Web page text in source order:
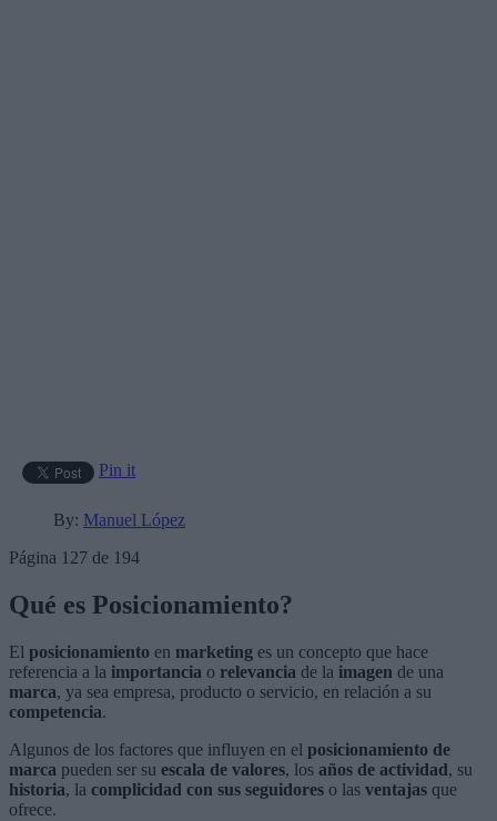
Pin it
By: Manuel López
Página 127 de 194
Qué es Posicionamiento?
El posicionamiento en marketing es un concepto que hace
referencia a la importancia o relevancia de la imagen de una
marca, ya sea empresa, producto o servicio, en relación a su
competencia.
Algunos de los factores que influyen en el posicionamiento de
marca pueden ser su escala de valores, los años de actividad, su
historia, la complicidad con sus seguidores o las ventajas que
ofrece.